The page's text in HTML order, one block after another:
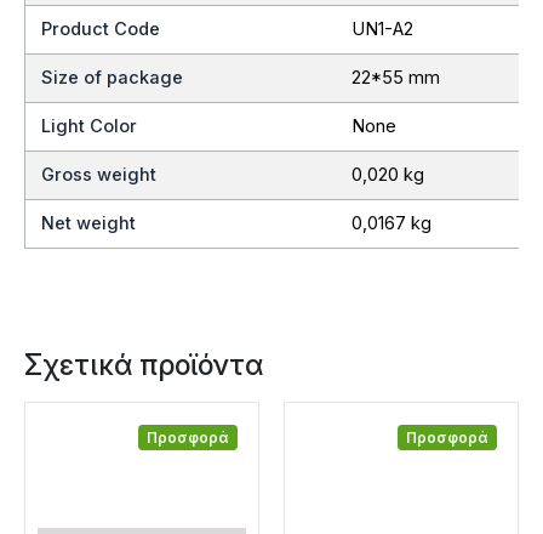
Product Code UN1-A2
Size of package 22*55 mm
Light Color None
Gross weight 0,020 kg
Net weight 0,0167 kg
Σχετικά προϊόντα
Προσφορά Προσφορά